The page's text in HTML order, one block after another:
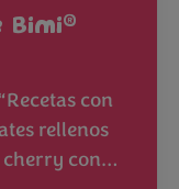
Bimi®
con
rellenos
cherry con…